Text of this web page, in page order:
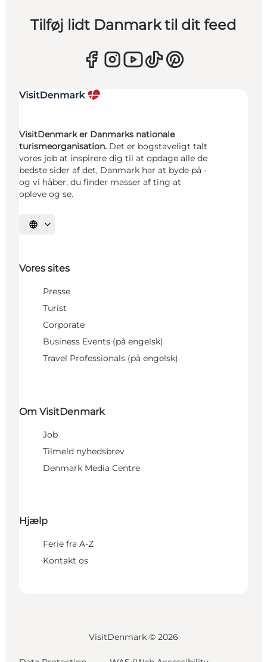
Tilføj lidt Danmark til dit feed
VisitDenmark er Danmarks nationale
turismeorganisation. Det er bogstaveligt talt
vores job at inspirere dig til at opdage alle de
bedste sider af det, Danmark har at byde på -
og vi håber, du finder masser af ting at
opleve og se.
Vælg sprog
Vores sites
Presse
Turist
Corporate
Business Events (på engelsk)
Travel Professionals (på engelsk)
Om VisitDenmark
Job
Tilmeld nyhedsbrev
Denmark Media Centre
Hjælp
Ferie fra A-Z
Kontakt os
VisitDenmark © 2026